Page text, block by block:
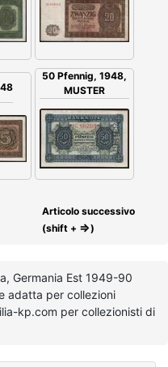
50 Pfennig, 1948,
MUSTER
Articolo successivo
(shift + ⇒)
Germania Est 1949-90
adatta per collezioni
kp.com per collezionisti di